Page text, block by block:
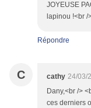
JOYEUSE
lapinou !<br /
Répondre
C cathy 24/03/
Dany,<br />
ces derniers